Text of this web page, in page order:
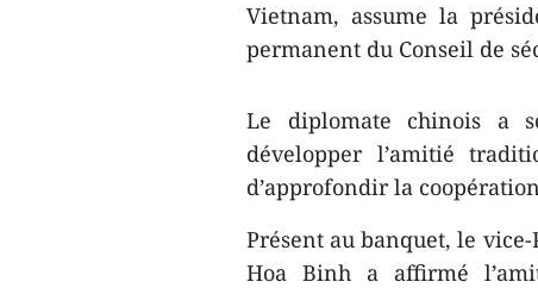
Vietnam, assume la
permanent du Conseil de
Le diplomate chinois a
développer l’amitié
d’approfondir la
Présent au banquet, le
Hoa Binh a affirmé